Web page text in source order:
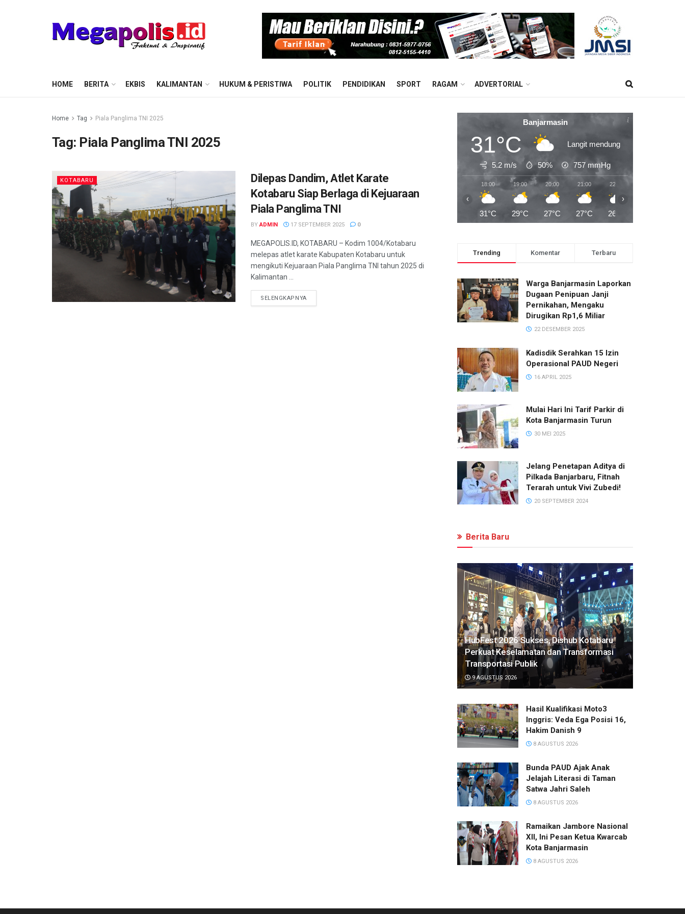
HOME BERITA EKBIS KALIMANTAN HUKUM & PERISTIWA POLITIK PENDIDIKAN SPORT RAGAM ADVERTORIAL
Home Tag Piala Panglima TNI 2025
Tag: Piala Panglima TNI 2025
KOTABARU
Dilepas Dandim, Atlet Karate
Kotabaru Siap Berlaga di Kejuaraan
Piala Panglima TNI
BY ADMIN 17 SEPTEMBER 2025 0
MEGAPOLIS.ID, KOTABARU – Kodim 1004/Kotabaru
melepas atlet karate Kabupaten Kotabaru untuk
mengikuti Kejuaraan Piala Panglima TNI tahun 2025 di
Kalimantan ...
SELENGKAPNYA
Banjarmasin
31°C Langit mendung
5.2 m/s 50% 757 mmHg
18:00
31°C
19:00
29°C
20:00
27°C
21:00
27°C
22:00
26°C
‹ ›
Trending Komentar Terbaru
Warga Banjarmasin Laporkan
Dugaan Penipuan Janji
Pernikahan, Mengaku
Dirugikan Rp1,6 Miliar
22 DESEMBER 2025
Kadisdik Serahkan 15 Izin
Operasional PAUD Negeri
16 APRIL 2025
Mulai Hari Ini Tarif Parkir di
Kota Banjarmasin Turun
30 MEI 2025
Jelang Penetapan Aditya di
Pilkada Banjarbaru, Fitnah
Terarah untuk Vivi Zubedi!
20 SEPTEMBER 2024
Berita Baru
HubFest 2026 Sukses, Dishub Kotabaru
Perkuat Keselamatan dan Transformasi
Transportasi Publik
9 AGUSTUS 2026
Hasil Kualifikasi Moto3
Inggris: Veda Ega Posisi 16,
Hakim Danish 9
8 AGUSTUS 2026
Bunda PAUD Ajak Anak
Jelajah Literasi di Taman
Satwa Jahri Saleh
8 AGUSTUS 2026
Ramaikan Jambore Nasional
XII, Ini Pesan Ketua Kwarcab
Kota Banjarmasin
8 AGUSTUS 2026